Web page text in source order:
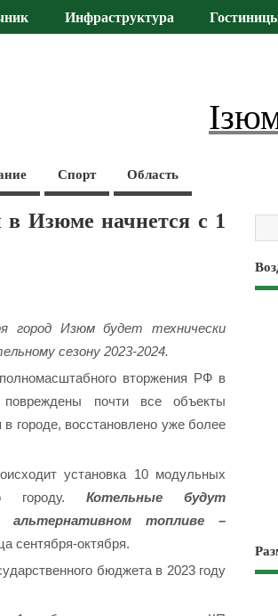
Инфраструктура
Спорт Область
в Изюме начнется с 1
город Изюм будет технически
сезону 2023-2024.
вторжения РФ в
почти все объекты
городе, восстановлено уже более
установка 10 модульных
городу.Котельные будут
альтернативном топливе –
сентября-октября.
бюджета в 2023 году